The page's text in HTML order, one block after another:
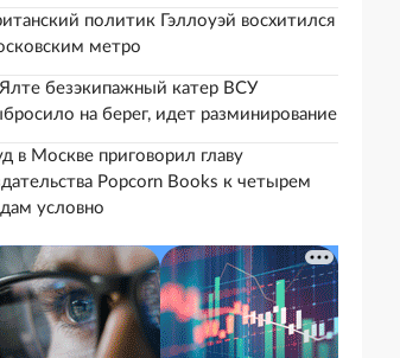
политик Гэллоуэй восхитился
метро
безэкипажный катер ВСУ
на берег, идет разминирование
в Москве приговорил главу
Popcorn Books к четырем
условно